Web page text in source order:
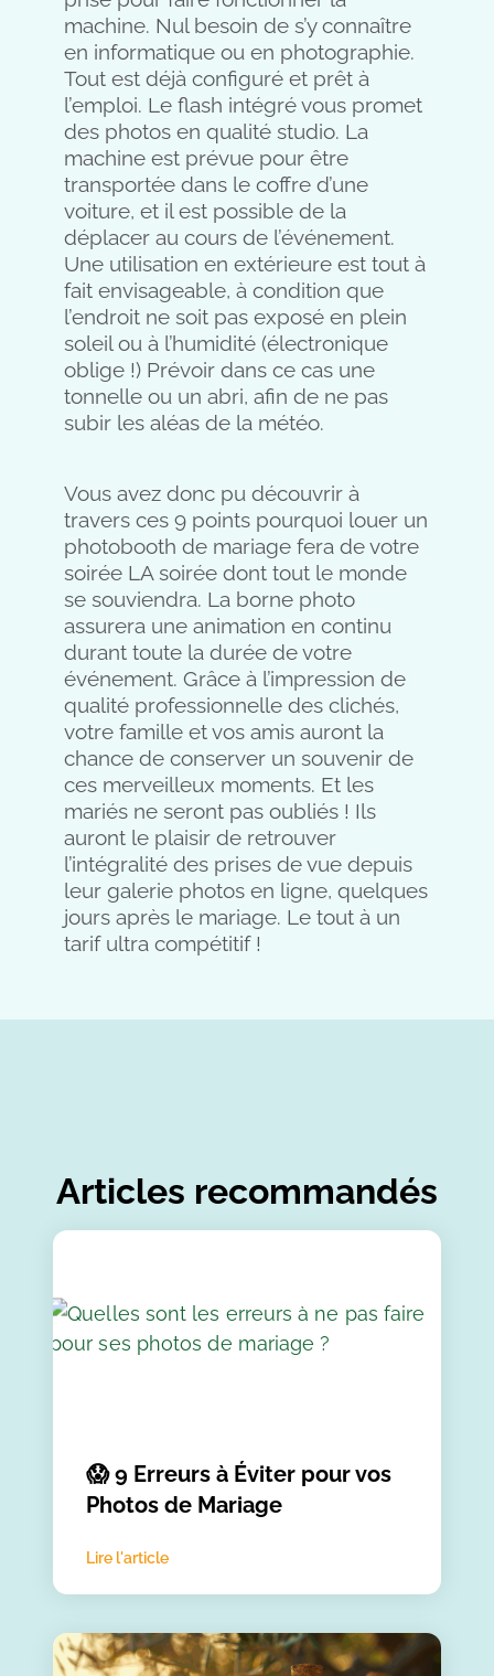
machine. Nul besoin de s’y connaître
en informatique ou en photographie.
Tout est déjà configuré et prêt à
l’emploi. Le flash intégré vous promet
des photos en qualité studio. La
machine est prévue pour être
transportée dans le coffre d’une
voiture, et il est possible de la
déplacer au cours de l’événement.
Une utilisation en extérieure est tout à
fait envisageable, à condition que
l’endroit ne soit pas exposé en plein
soleil ou à l’humidité (électronique
oblige !) Prévoir dans ce cas une
tonnelle ou un abri, afin de ne pas
subir les aléas de la météo.
Vous avez donc pu découvrir à
travers ces 9 points pourquoi louer un
photobooth de mariage fera de votre
soirée LA soirée dont tout le monde
se souviendra. La borne photo
assurera une animation en continu
durant toute la durée de votre
événement. Grâce à l’impression de
qualité professionnelle des clichés,
votre famille et vos amis auront la
chance de conserver un souvenir de
ces merveilleux moments. Et les
mariés ne seront pas oubliés ! Ils
auront le plaisir de retrouver
l’intégralité des prises de vue depuis
leur galerie photos en ligne, quelques
jours après le mariage. Le tout à un
tarif ultra compétitif !
Articles recommandés
😱 9 Erreurs à Éviter pour vos
Photos de Mariage
Lire l'article